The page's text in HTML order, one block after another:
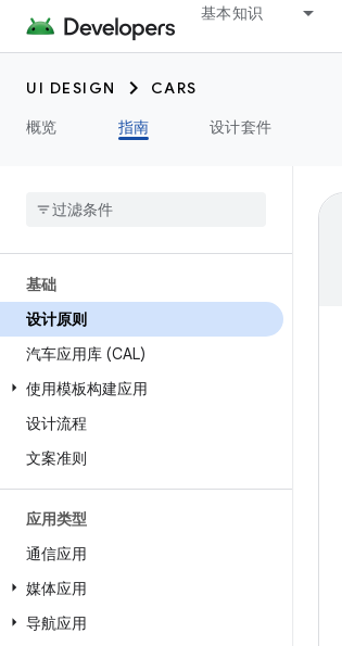
基本知识
UI DESIGN
CARS
概览
指南 设计套件
基础
设计原则
汽车应用库 (CAL)
使用模板构建应用
设计流程
文案准则
应用类型
通信应用
媒体应用
导航应用